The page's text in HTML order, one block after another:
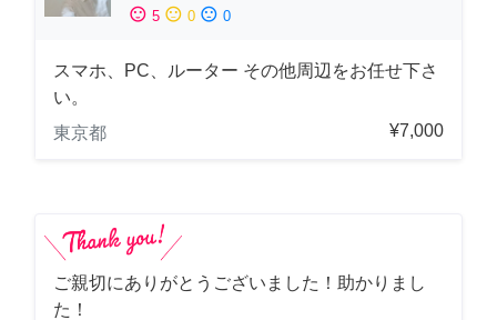
sentiment_satisfied 5 sentiment_neutral 0 sentiment_dissatisfied 0
スマホ、PC、ルーター その他周辺をお任せ下さ
い。
東京都
¥7,000
ご親切にありがとうございました！助かりまし
た！